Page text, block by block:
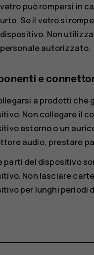
vetro può rompersi in
urto. Se il vetro si
dispositivo. Non
personale autorizzato.
e
a prodotti che
Non collegare il
esterno o un
audio, prestare
parti del dispositivo
Non lasciare
per lunghi periodi